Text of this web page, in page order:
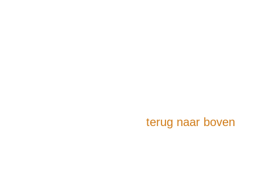
terug naar boven